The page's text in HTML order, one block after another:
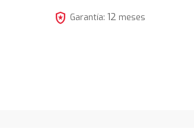
local_police Garantía: 12 meses